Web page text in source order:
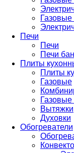
Газовые
Печи
Печи
Печи
Плиты
Плиты
Газовые
Газовые
Вытяжки
Духовки
Обогреватели